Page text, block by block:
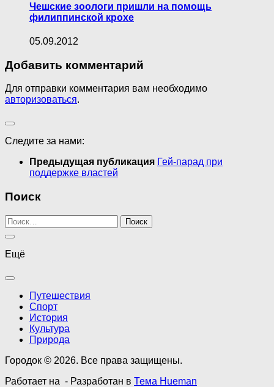
Чешские зоологи пришли на помощь
филиппинской крохе
05.09.2012
Добавить комментарий
Для отправки комментария вам необходимо
авторизоваться.
Следите за нами:
Предыдущая публикация Гей-парад при
поддержке властей
Поиск
Найти:
Ещё
Путешествия
Спорт
История
Культура
Природа
Городок © 2026. Все права защищены.
Работает на - Разработан в Тема Hueman